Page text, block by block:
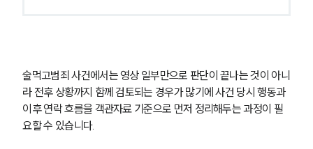
술먹고범죄 사건에서는 영상 일부만으로 판단이 끝나는 것이 아니
라 전후 상황까지 함께 검토되는 경우가 많기에 사건 당시 행동과
이후 연락 흐름을 객관자료 기준으로 먼저 정리해두는 과정이 필
요할 수 있습니다.